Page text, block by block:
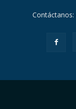
Contáctanos: